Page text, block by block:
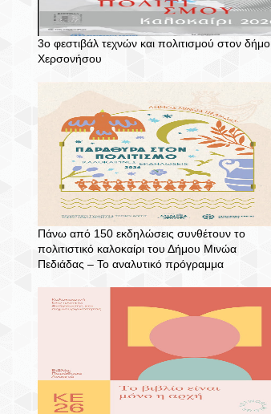
3ο φεστιβάλ τεχνών και πολιτισμού στον δήμο
Χερσονήσου
Πάνω από 150 εκδηλώσεις συνθέτουν το
πολιτιστικό καλοκαίρι του Δήμου Μινώα
Πεδιάδας – To αναλυτικό πρόγραμμα